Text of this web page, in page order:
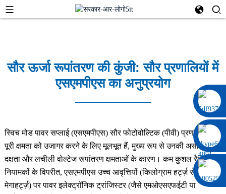
सौर ऊर्जा रूपांतरण की कुंजी: सौर प्रणालियों में
एसएमपीएस का अनुप्रयोग
स्विच मोड पावर सप्लाई (एसएमपीएस) सौर फोटोवोल्टिक (पीवी) प्रणालियों की
पूरी क्षमता को उजागर करने के लिए मूलभूत हैं, मुख्य रूप से उनकी असाधारण
दक्षता और लचीली वोल्टेज रूपांतरण क्षमताओं के कारण। कम कुशल रैखिक
नियामकों के विपरीत, एसएमपीएस उच्च आवृत्तियों (किलोग्राम हर्ट्ज़ से
मेगाहर्ट्ज़) पर पावर इलेक्ट्रॉनिक ट्रांजिस्टर (जैसे एमओएसएफईटी या